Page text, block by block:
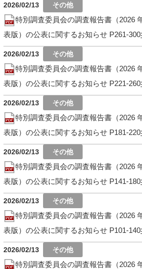
2026/02/13
特別調査委員会の調査報告書（2026
表版）の公表に関するお知らせ P261-300
2026/02/13
特別調査委員会の調査報告書（2026
表版）の公表に関するお知らせ P221-260
2026/02/13
特別調査委員会の調査報告書（2026
表版）の公表に関するお知らせ P181-220
2026/02/13
特別調査委員会の調査報告書（2026
表版）の公表に関するお知らせ P141-180
2026/02/13
特別調査委員会の調査報告書（2026
表版）の公表に関するお知らせ P101-140
2026/02/13
特別調査委員会の調査報告書（2026